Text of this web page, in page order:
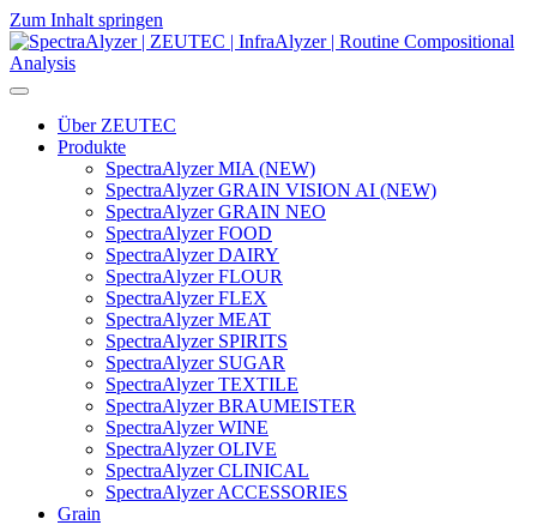
Zum Inhalt springen
Hauptnavigation
Über ZEUTEC
Produkte
SpectraAlyzer MIA (NEW)
SpectraAlyzer GRAIN VISION AI (NEW)
SpectraAlyzer GRAIN NEO
SpectraAlyzer FOOD
SpectraAlyzer DAIRY
SpectraAlyzer FLOUR
SpectraAlyzer FLEX
SpectraAlyzer MEAT
SpectraAlyzer SPIRITS
SpectraAlyzer SUGAR
SpectraAlyzer TEXTILE
SpectraAlyzer BRAUMEISTER
SpectraAlyzer WINE
SpectraAlyzer OLIVE
SpectraAlyzer CLINICAL
SpectraAlyzer ACCESSORIES
Grain